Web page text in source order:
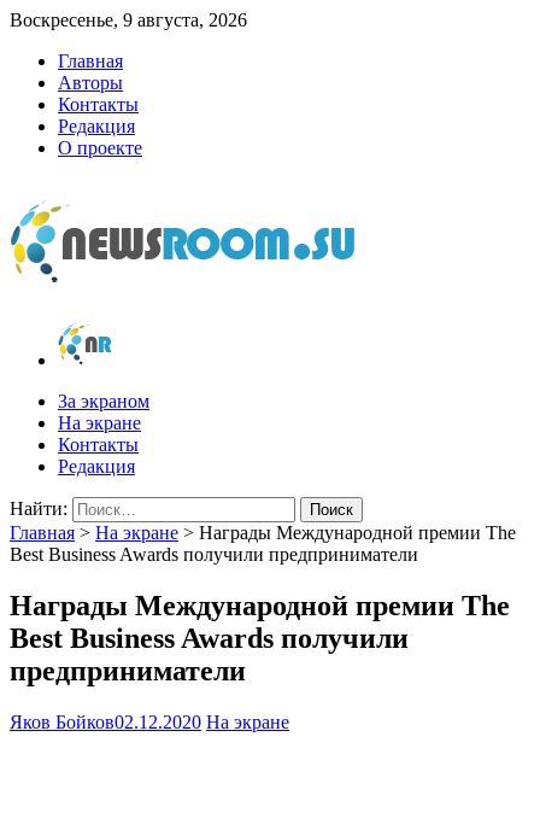
Воскресенье, 9 августа, 2026
Главная
Авторы
Контакты
Редакция
О проекте
newsroom.su
Новости о новостях
За экраном
На экране
Контакты
Редакция
Найти:
Главная > На экране > Награды Международной премии The
Best Business Awards получили предприниматели
Награды Международной премии The
Best Business Awards получили
предприниматели
Яков Бойков02.12.2020 На экране